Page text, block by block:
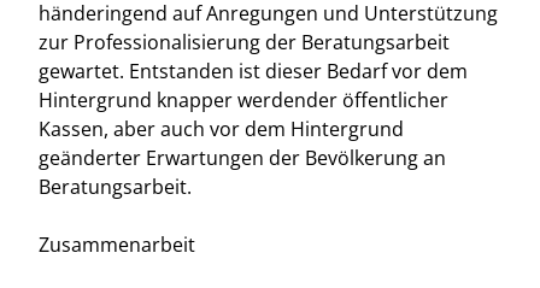
händeringend auf Anregungen und Unterstützung
zur Professionalisierung der Beratungsarbeit
gewartet. Entstanden ist dieser Bedarf vor dem
Hintergrund knapper werdender öffentlicher
Kassen, aber auch vor dem Hintergrund
geänderter Erwartungen der Bevölkerung an
Beratungsarbeit.
Zusammenarbeit